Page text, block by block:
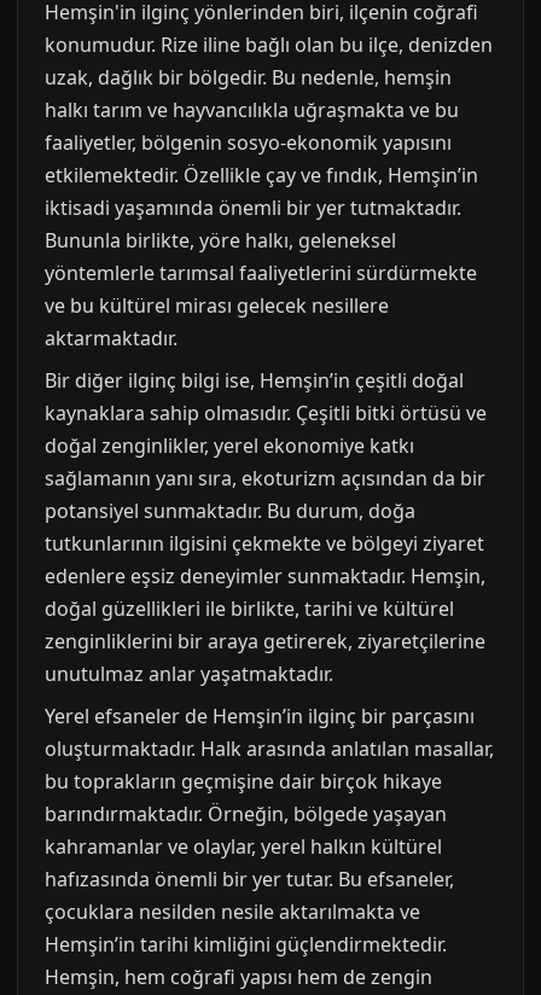
Hemşin'in ilginç yönlerinden biri, ilçenin coğrafi
konumudur. Rize iline bağlı olan bu ilçe, denizden
uzak, dağlık bir bölgedir. Bu nedenle, hemşin
halkı tarım ve hayvancılıkla uğraşmakta ve bu
faaliyetler, bölgenin sosyo-ekonomik yapısını
etkilemektedir. Özellikle çay ve fındık, Hemşin’in
iktisadi yaşamında önemli bir yer tutmaktadır.
Bununla birlikte, yöre halkı, geleneksel
yöntemlerle tarımsal faaliyetlerini sürdürmekte
ve bu kültürel mirası gelecek nesillere
aktarmaktadır.
Bir diğer ilginç bilgi ise, Hemşin’in çeşitli doğal
kaynaklara sahip olmasıdır. Çeşitli bitki örtüsü ve
doğal zenginlikler, yerel ekonomiye katkı
sağlamanın yanı sıra, ekoturizm açısından da bir
potansiyel sunmaktadır. Bu durum, doğa
tutkunlarının ilgisini çekmekte ve bölgeyi ziyaret
edenlere eşsiz deneyimler sunmaktadır. Hemşin,
doğal güzellikleri ile birlikte, tarihi ve kültürel
zenginliklerini bir araya getirerek, ziyaretçilerine
unutulmaz anlar yaşatmaktadır.
Yerel efsaneler de Hemşin’in ilginç bir parçasını
oluşturmaktadır. Halk arasında anlatılan masallar,
bu toprakların geçmişine dair birçok hikaye
barındırmaktadır. Örneğin, bölgede yaşayan
kahramanlar ve olaylar, yerel halkın kültürel
hafızasında önemli bir yer tutar. Bu efsaneler,
çocuklara nesilden nesile aktarılmakta ve
Hemşin’in tarihi kimliğini güçlendirmektedir.
Hemşin, hem coğrafi yapısı hem de zengin